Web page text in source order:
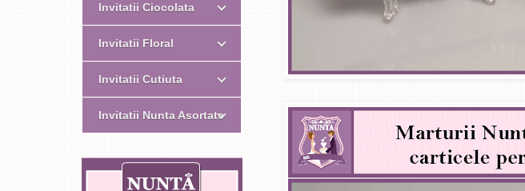
Invitatii Ciocolata
Invitatii Floral
Invitatii Cutiuta
Invitatii Nunta Asortate